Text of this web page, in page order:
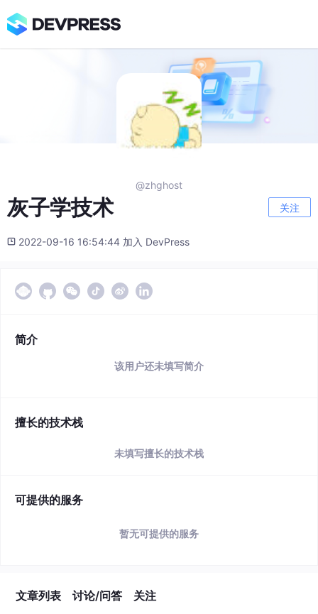
@zhghost
灰子学技术 关注
2022-09-16 16:54:44 加入 DevPress
简介
该用户还未填写简介
擅长的技术栈
未填写擅长的技术栈
可提供的服务
暂无可提供的服务
文章列表 讨论/问答 关注